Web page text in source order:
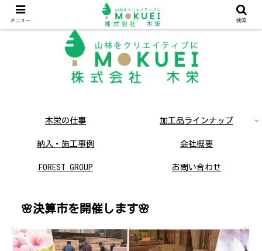
木栄の仕事 加工品ラインナップ
納入・施工事例 会社概要
FOREST GROUP お問い合わせ
🌸決算市を開催します🌸
メニュー 検索